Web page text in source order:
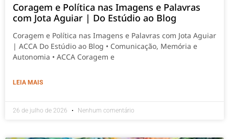
Coragem e Política nas Imagens e Palavras
com Jota Aguiar | Do Estúdio ao Blog
Coragem e Política nas Imagens e Palavras com Jota Aguiar
| ACCA Do Estúdio ao Blog • Comunicação, Memória e
Autonomia • ACCA Coragem e
LEIA MAIS
26 de julho de 2026 Nenhum comentário